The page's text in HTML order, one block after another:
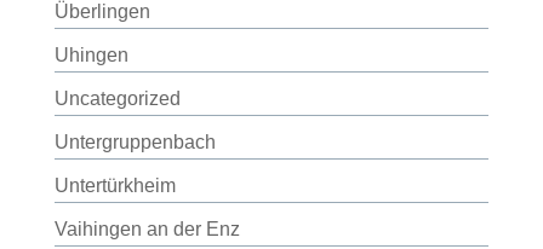
Überlingen
Uhingen
Uncategorized
Untergruppenbach
Untertürkheim
Vaihingen an der Enz